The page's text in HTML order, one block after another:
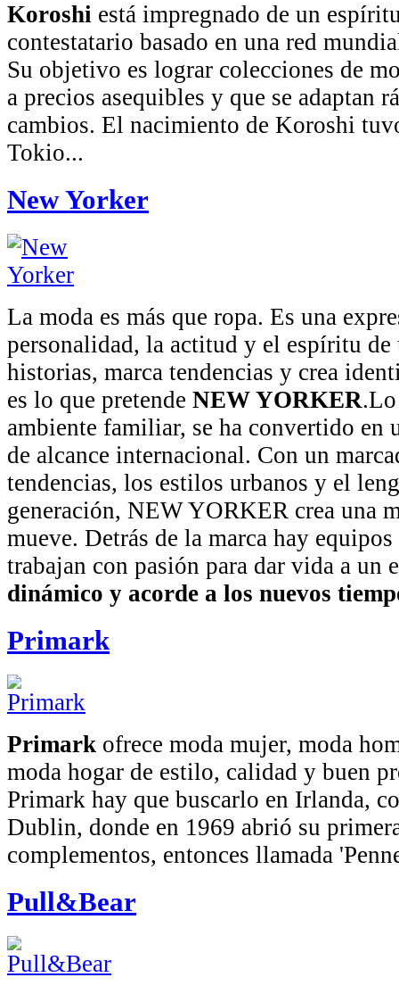
Koroshi está impregnado de un
contestatario basado en una red
Su objetivo es lograr colecciones de
a precios asequibles y que se adaptan
cambios. El nacimiento de Koroshi
Tokio...
New Yorker
La moda es más que ropa. Es una
personalidad, la actitud y el espíritu de
historias, marca tendencias y crea
es lo que pretende NEW YORKER
ambiente familiar, se ha convertido en
de alcance internacional. Con un
tendencias, los estilos urbanos y el
generación, NEW YORKER crea una
mueve. Detrás de la marca hay
trabajan con pasión para dar vida a un
dinámico y acorde a los nuevos
Primark
Primark ofrece moda mujer, moda
moda hogar de estilo, calidad y buen
Primark hay que buscarlo en Irlanda,
Dublin, donde en 1969 abrió su
complementos, entonces llamada
Pull&Bear